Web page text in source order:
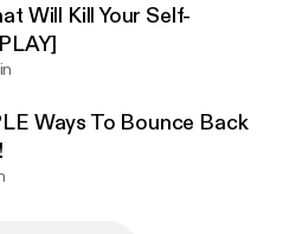
Will Kill Your Self-
Ways To Bounce Back